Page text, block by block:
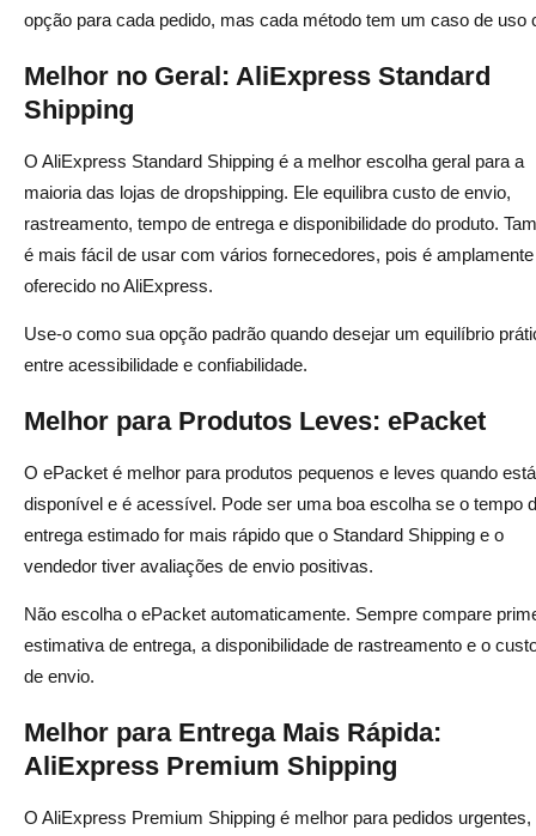
opção para cada pedido, mas cada método tem um caso de uso
Melhor no Geral: AliExpress Standard
Shipping
O AliExpress Standard Shipping é a melhor escolha geral para a
maioria das lojas de dropshipping. Ele equilibra custo de envio,
rastreamento, tempo de entrega e disponibilidade do produto.
é mais fácil de usar com vários fornecedores, pois é amplamente
oferecido no AliExpress.
Use-o como sua opção padrão quando desejar um equilíbrio
entre acessibilidade e confiabilidade.
Melhor para Produtos Leves: ePacket
O ePacket é melhor para produtos pequenos e leves quando está
disponível e é acessível. Pode ser uma boa escolha se o tempo
entrega estimado for mais rápido que o Standard Shipping e o
vendedor tiver avaliações de envio positivas.
Não escolha o ePacket automaticamente. Sempre compare
estimativa de entrega, a disponibilidade de rastreamento e o
de envio.
Melhor para Entrega Mais Rápida:
AliExpress Premium Shipping
O AliExpress Premium Shipping é melhor para pedidos urgentes,